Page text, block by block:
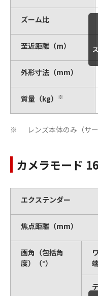
ズーム比
至近距離（m）
外形寸法（mm）
質量（kg） ※
※ レンズ本体のみ（サ
カメラモード
エクステンダー
焦点距離（mm）
画角（包括角
度）（°）